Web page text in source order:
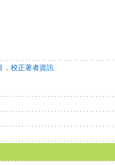
． 校正著者資訊